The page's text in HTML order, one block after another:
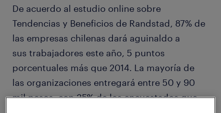
De acuerdo al estudio online sobre
Tendencias y Beneficios de Randstad, 87% de
las empresas chilenas dará aguinaldo a
sus trabajadores este año, 5 puntos
porcentuales más que 2014. La mayoría de
las organizaciones entregará entre 50 y 90
mil pesos, con 35% de los encuestados que